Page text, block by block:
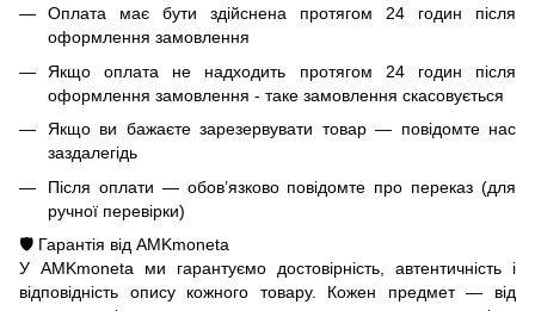
Оплата має бути здійснена протягом 24 годин після
оформлення замовлення
Якщо оплата не надходить протягом 24 годин після
оформлення замовлення - таке замовлення скасовується
Якщо ви бажаєте зарезервувати товар — повідомте нас
заздалегідь
Після оплати — обов’язково повідомте про переказ (для
ручної перевірки)
🛡️ Гарантія від AMKmoneta
У AMKmoneta ми гарантуємо достовірність, автентичність і
відповідність опису кожного товару. Кожен предмет — від